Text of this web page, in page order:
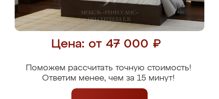
Цена: от 47 000 ₽
Поможем рассчитать точную стоимость!
Ответим менее, чем за 15 минут!